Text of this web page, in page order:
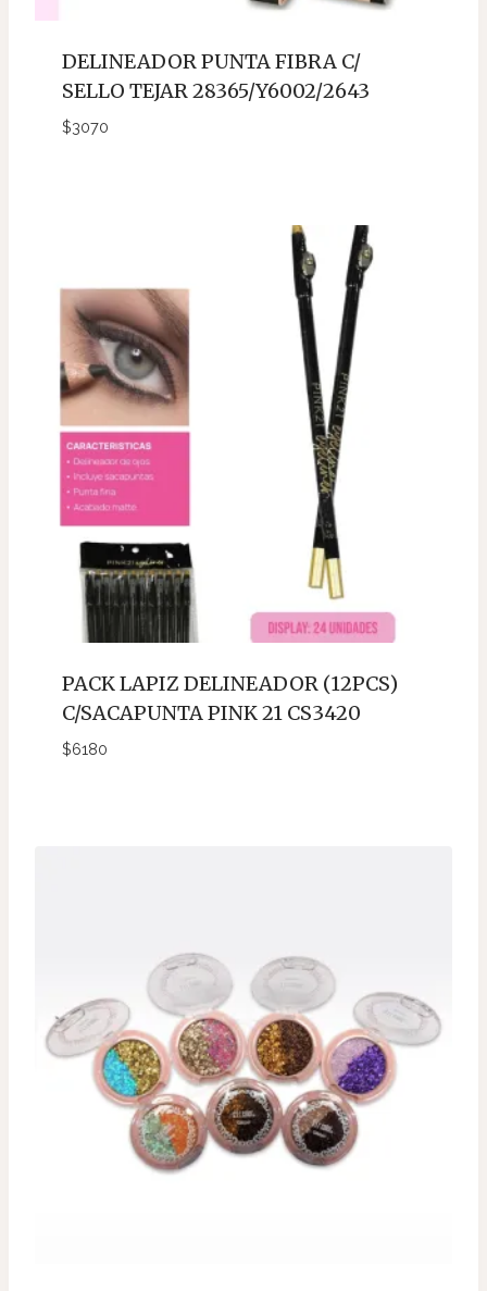
DELINEADOR PUNTA FIBRA C/
SELLO TEJAR 28365/Y6002/2643
$3070
PACK LAPIZ DELINEADOR (12PCS)
C/SACAPUNTA PINK 21 CS3420
$6180